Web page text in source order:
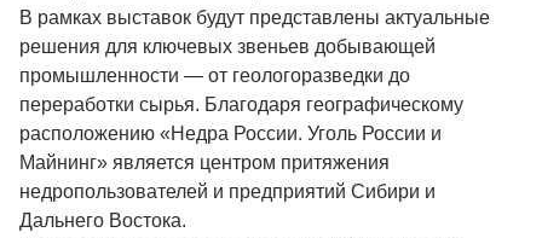
В рамках выставок будут представлены актуальные
решения для ключевых звеньев добывающей
промышленности — от геологоразведки до
переработки сырья. Благодаря географическому
расположению «Недра России. Уголь России и
Майнинг» является центром притяжения
недропользователей и предприятий Сибири и
Дальнего Востока.